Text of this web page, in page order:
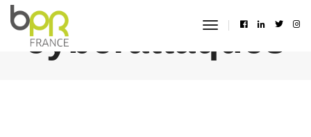
toggle
cyberattaques